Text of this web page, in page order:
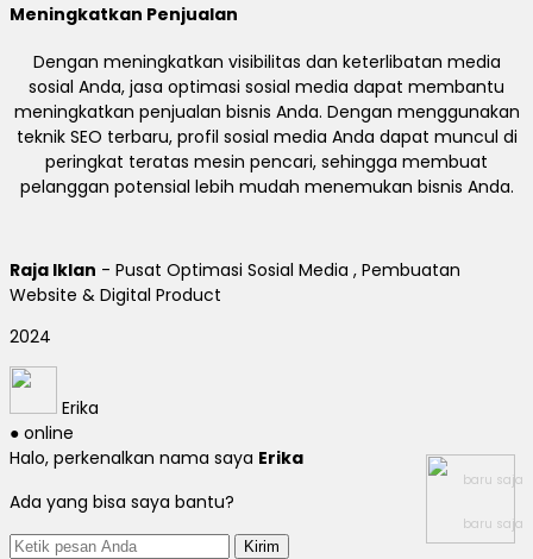
Meningkatkan Penjualan
Dengan meningkatkan visibilitas dan keterlibatan media
sosial Anda, jasa optimasi sosial media dapat membantu
meningkatkan penjualan bisnis Anda. Dengan menggunakan
teknik SEO terbaru, profil sosial media Anda dapat muncul di
peringkat teratas mesin pencari, sehingga membuat
pelanggan potensial lebih mudah menemukan bisnis Anda.
Raja Iklan - Pusat Optimasi Sosial Media , Pembuatan
Website & Digital Product
2024
Erika
● online
Halo, perkenalkan nama saya Erika
baru saja
Ada yang bisa saya bantu?
baru saja
Kirim